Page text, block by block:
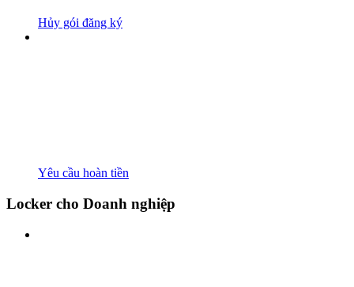
Hủy gói đăng ký
Yêu cầu hoàn tiền
Locker cho Doanh nghiệp